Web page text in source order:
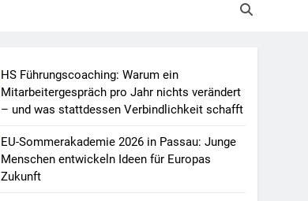
HS Führungscoaching: Warum ein
Mitarbeitergespräch pro Jahr nichts verändert
– und was stattdessen Verbindlichkeit schafft
EU-Sommerakademie 2026 in Passau: Junge
Menschen entwickeln Ideen für Europas
Zukunft